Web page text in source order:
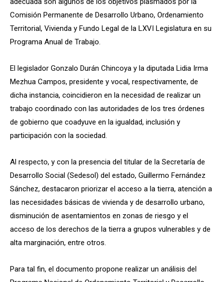
Comisión Permanente de Desarrollo Urbano, Ordenamiento
Territorial, Vivienda y Fundo Legal de la LXVI Legislatura en su
Programa Anual de Trabajo.
El legislador Gonzalo Durán Chincoya y la diputada Lidia Irma
Mezhua Campos, presidente y vocal, respectivamente, de
dicha instancia, coincidieron en la necesidad de realizar un
trabajo coordinado con las autoridades de los tres órdenes
de gobierno que coadyuve en la igualdad, inclusión y
participación con la sociedad.
Al respecto, y con la presencia del titular de la Secretaría de
Desarrollo Social (Sedesol) del estado, Guillermo Fernández
Sánchez, destacaron priorizar el acceso a la tierra, atención a
las necesidades básicas de vivienda y de desarrollo urbano,
disminución de asentamientos en zonas de riesgo y el
acceso de los derechos de la tierra a grupos vulnerables y de
alta marginación, entre otros.
Para tal fin, el documento propone realizar un análisis del